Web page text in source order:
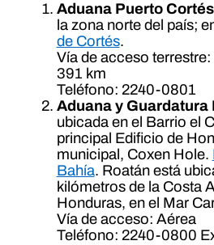
Aduana Puerto
la zona norte del país;
de Cortés.
Vía de acceso
391 km
Teléfono: 2240-0801
Aduana y Guardatura
ubicada en el Barrio el
principal Edificio de
municipal, Coxen Hole.
Bahía. Roatán está
kilómetros de la Costa
Honduras, en el Mar
Vía de acceso: Aérea
Teléfono: 2240-0800